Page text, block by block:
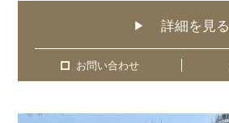
▶ 詳細を見る
お問い合わせ
お問い合わせ